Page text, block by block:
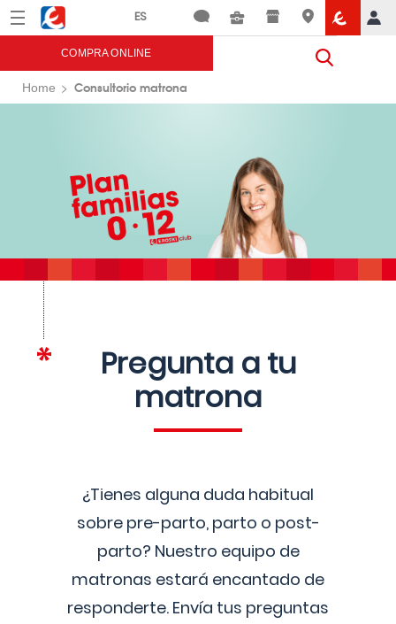
Menú Eroski
COMPRA ONLINE
Home Consultorio matrona
Pregunta a tu
matrona
¿Tienes alguna duda habitual
sobre pre-parto, parto o post-
parto? Nuestro equipo de
matronas estará encantado de
responderte. Envía tus preguntas